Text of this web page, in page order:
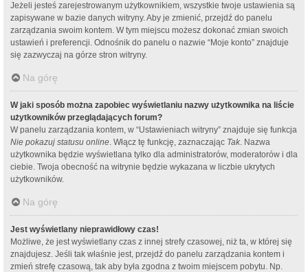
Jeżeli jesteś zarejestrowanym użytkownikiem, wszystkie twoje ustawienia są
zapisywane w bazie danych witryny. Aby je zmienić, przejdź do panelu
zarządzania swoim kontem. W tym miejscu możesz dokonać zmian swoich
ustawień i preferencji. Odnośnik do panelu o nazwie “Moje konto” znajduje
się zazwyczaj na górze stron witryny.
Na górę
W jaki sposób można zapobiec wyświetlaniu nazwy użytkownika na liście
użytkowników przeglądających forum?
W panelu zarządzania kontem, w “Ustawieniach witryny” znajduje się funkcja
Nie pokazuj statusu online . Włącz tę funkcję, zaznaczając Tak . Nazwa
użytkownika będzie wyświetlana tylko dla administratorów, moderatorów i dla
ciebie. Twoja obecność na witrynie będzie wykazana w liczbie ukrytych
użytkowników.
Na górę
Jest wyświetlany nieprawidłowy czas!
Możliwe, że jest wyświetlany czas z innej strefy czasowej, niż ta, w której się
znajdujesz. Jeśli tak właśnie jest, przejdź do panelu zarządzania kontem i
zmień strefę czasową, tak aby była zgodna z twoim miejscem pobytu. Np.